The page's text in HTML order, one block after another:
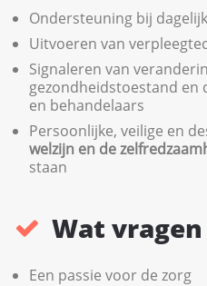
Ondersteuning bij
Uitvoeren van
Signaleren van
gezondheidstoestand en
en behandelaars
Persoonlijke, veilige en
welzijn en de
staan
Wat
Een passie voor de zorg